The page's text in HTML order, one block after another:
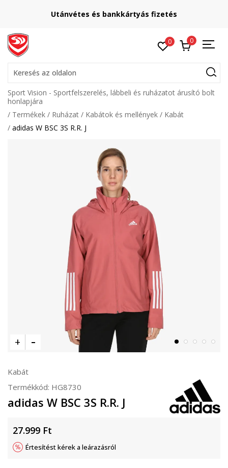
Utánvétes és bankkártyás fizetés
0 0
Keresés az oldalon
Sport Vision - Sportfelszerelés, lábbeli és ruházatot árusító bolt
honlapjára
Termékek
Ruházat Kabátok és mellények
Kabát
adidas W BSC 3S R.R. J
Kabát
Termékkód: HG8730
adidas W BSC 3S R.R. J
27.999 Ft
Értesítést kérek a leárazásról